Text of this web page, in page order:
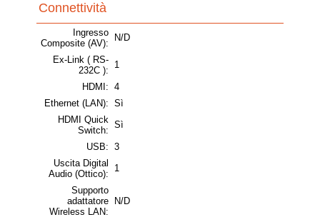
Connettività
Ingresso
Composite (AV):
N/D
Ex-Link ( RS-
232C ):
1
HDMI: 4
Ethernet (LAN): Sì
HDMI Quick
Switch:
Sì
USB: 3
Uscita Digital
Audio (Ottico):
1
Supporto
adattatore
Wireless LAN:
N/D